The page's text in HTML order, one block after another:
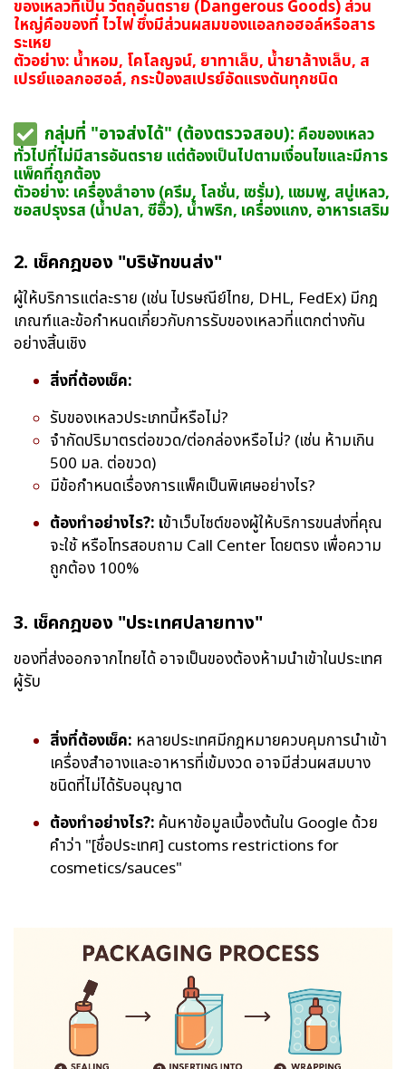
ของเหลวที่เป็น วัตถุอันตราย (Dangerous Goods) ส่วน
ใหญ่คือของที่ ไวไฟ ซึ่งมีส่วนผสมของแอลกอฮอล์หรือสาร
ระเหย
ตัวอย่าง: น้ำหอม, โคโลญจน์, ยาทาเล็บ, น้ำยาล้างเล็บ, ส
เปรย์แอลกอฮอล์, กระป๋องสเปรย์อัดแรงดันทุกชนิด
กลุ่มที่ "อาจส่งได้" (ต้องตรวจสอบ): คือของเหลว
ทั่วไปที่ไม่มีสารอันตราย แต่ต้องเป็นไปตามเงื่อนไขและมีการ
แพ็คที่ถูกต้อง
ตัวอย่าง: เครื่องสำอาง (ครีม, โลชั่น, เซรั่ม), แชมพู, สบู่เหลว,
ซอสปรุงรส (น้ำปลา, ซีอิ๊ว), น้ำพริก, เครื่องแกง, อาหารเสริม
2. เช็คกฎของ "บริษัทขนส่ง"
ผู้ให้บริการแต่ละราย (เช่น ไปรษณีย์ไทย, DHL, FedEx) มีกฎ
เกณฑ์และข้อกำหนดเกี่ยวกับการรับของเหลวที่แตกต่างกัน
อย่างสิ้นเชิง
สิ่งที่ต้องเช็ค:
รับของเหลวประเภทนี้หรือไม่?
จำกัดปริมาตรต่อขวด/ต่อกล่องหรือไม่? (เช่น ห้ามเกิน
500 มล. ต่อขวด)
มีข้อกำหนดเรื่องการแพ็คเป็นพิเศษอย่างไร?
ต้องทำอย่างไร?: เข้าเว็บไซต์ของผู้ให้บริการขนส่งที่คุณ
จะใช้ หรือโทรสอบถาม Call Center โดยตรง เพื่อความ
ถูกต้อง 100%
3. เช็คกฎของ "ประเทศปลายทาง"
ของที่ส่งออกจากไทยได้ อาจเป็นของต้องห้ามนำเข้าในประเทศ
ผู้รับ
สิ่งที่ต้องเช็ค: หลายประเทศมีกฎหมายควบคุมการนำเข้า
เครื่องสำอางและอาหารที่เข้มงวด อาจมีส่วนผสมบาง
ชนิดที่ไม่ได้รับอนุญาต
ต้องทำอย่างไร?: ค้นหาข้อมูลเบื้องต้นใน Google ด้วย
คำว่า "[ชื่อประเทศ] customs restrictions for
cosmetics/sauces"